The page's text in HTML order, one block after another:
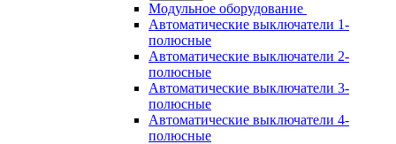
Модульное оборудование
Автоматические выключатели 1-
полюсные
Автоматические выключатели 2-
полюсные
Автоматические выключатели 3-
полюсные
Автоматические выключатели 4-
полюсные